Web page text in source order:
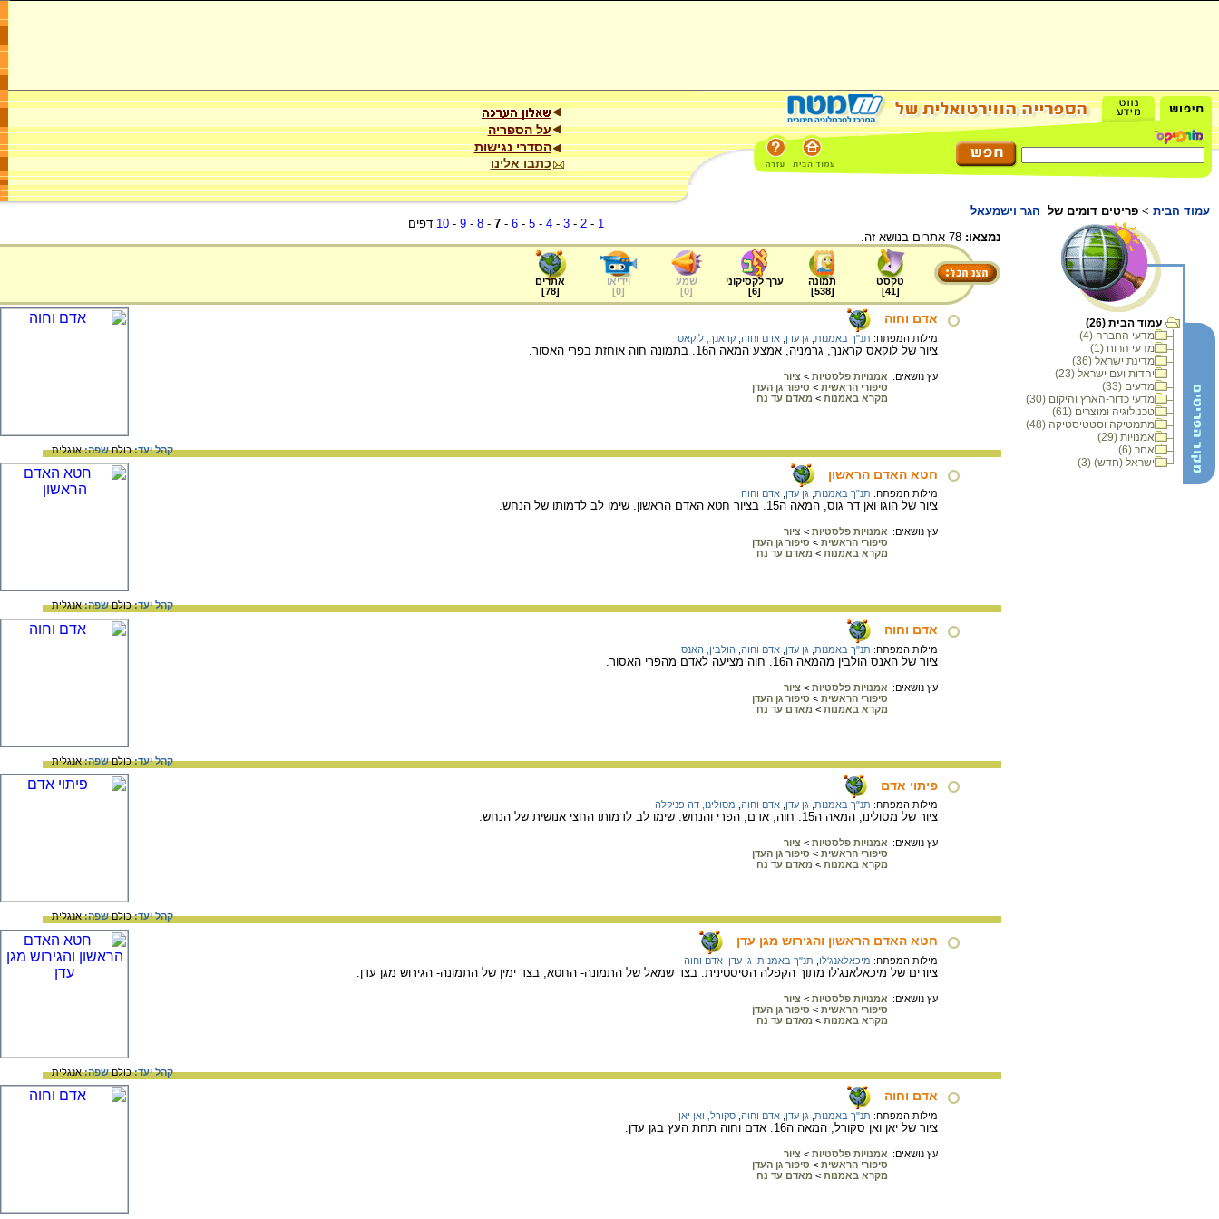
על הספריה
הסדרי נגישות
כתבו אלינו
עמוד הבית > פריטים דומים של הגר וישמעאל
עמוד הבית (26)
מדעי החברה (4)
מדעי הרוח (1)
מדינת ישראל (36)
יהדות ועם ישראל (23)
מדעים (33)
מדעי כדור-הארץ והיקום (30)
טכנולוגיה ומוצרים (61)
מתמטיקה וסטטיסטיקה (48)
אמנויות (29)
אחר (6)
ישראל (חדש) (3)
1
-
2
-
3
-
4
-
5
-
6
-
7
-
8
-
9
-
10 דפים
נמצאו:
טקסט
[
41
]
תמונה
[
538
]
ערך לקסיקוני
[
6
]
שמע
[
0
]
וידיאו
[
0
]
אתרים
[
78
]
אדם וחוה
מילות המפתח: תנ"ך באמנות גן עדן אדם וחוה קראנך, לוקאס
ציור של לוקאס קראנך, גרמניה, אמצע המאה ה16. בתמונה חוה אוחזת בפרי האסור.
עץ נושאים: אמנויות פלסטיות > ציור
סיפורי הראשית > סיפור גן העדן
מקרא באמנות > מאדם עד נח
קהל יעד:כולםשפה:אנגלית
חטא האדם הראשון
מילות המפתח: תנ"ך באמנות גן עדן אדם וחוה
ציור של הוגו ואן דר גוס, המאה ה15. בציור חטא האדם הראשון. שימו לב לדמותו של הנחש.
עץ נושאים: אמנויות פלסטיות > ציור
סיפורי הראשית > סיפור גן העדן
מקרא באמנות > מאדם עד נח
קהל יעד:כולםשפה:אנגלית
אדם וחוה
מילות המפתח: תנ"ך באמנות גן עדן אדם וחוה הולבין, האנס
ציור של האנס הולבין מהמאה ה16. חוה מציעה לאדם מהפרי האסור.
עץ נושאים: אמנויות פלסטיות > ציור
סיפורי הראשית > סיפור גן העדן
מקרא באמנות > מאדם עד נח
קהל יעד:כולםשפה:אנגלית
פיתוי אדם
מילות המפתח: תנ"ך באמנות גן עדן אדם וחוה מסולינו, דה פניקלה
ציור של מסולינו, המאה ה15. חוה, אדם, הפרי והנחש. שימו לב לדמותו החצי אנושית של הנחש.
עץ נושאים: אמנויות פלסטיות > ציור
סיפורי הראשית > סיפור גן העדן
מקרא באמנות > מאדם עד נח
קהל יעד:כולםשפה:אנגלית
חטא האדם הראשון והגירוש מגן עדן
מילות המפתח: מיכאלאנג'לו תנ"ך באמנות גן עדן אדם וחוה
ציורים של מיכאלאנג'לו מתוך הקפלה הסיסטינית. בצד שמאל של התמונה- החטא, בצד ימין של התמונה- הגירוש מגן עדן.
עץ נושאים: אמנויות פלסטיות > ציור
סיפורי הראשית > סיפור גן העדן
מקרא באמנות > מאדם עד נח
קהל יעד:כולםשפה:אנגלית
אדם וחוה
מילות המפתח: תנ"ך באמנות גן עדן אדם וחוה סקורל, ואן יאן
ציור של יאן ואן סקורל, המאה ה16. אדם וחוה תחת העץ בגן עדן.
עץ נושאים: אמנויות פלסטיות > ציור
סיפורי הראשית > סיפור גן העדן
מקרא באמנות > מאדם עד נח